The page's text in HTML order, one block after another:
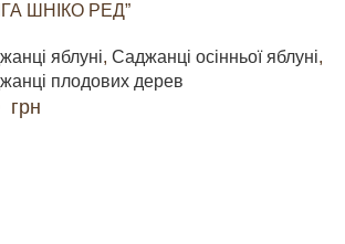
ШНІКО РЕД”
яблуні, Саджанці осінньої яблуні,
плодових дерев
грн